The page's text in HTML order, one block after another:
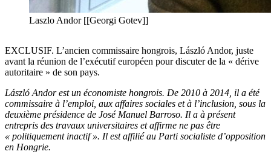
Laszlo Andor [[Georgi Gotev]]
EXCLUSIF. L’ancien commissaire hongrois, László Andor, juste
avant la réunion de l’exécutif européen pour discuter de la « dérive
autoritaire » de son pays.
László Andor est un économiste hongrois. De 2010 à 2014, il a été
commissaire à l’emploi, aux affaires sociales et à l’inclusion, sous la
deuxième présidence de José Manuel Barroso. Il a à présent
entrepris des travaux universitaires et affirme ne pas être
« politiquement inactif ». Il est affilié au Parti socialiste d’opposition
en Hongrie.